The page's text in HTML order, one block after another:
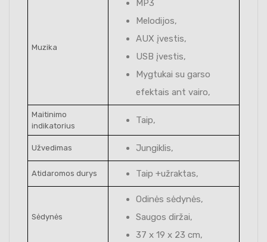
Muzika
MP3
Melodijos,
AUX įvestis,
USB įvestis,
Mygtukai su garso
efektais ant vairo,
Maitinimo
indikatorius
Taip,
Užvedimas Jungiklis,
Atidaromos durys Taip +užraktas,
Sėdynės
Odinės sėdynės,
Saugos diržai,
37 x 19 x 23 cm,